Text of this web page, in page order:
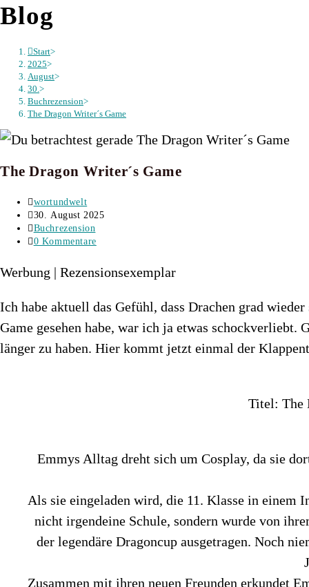
Blog
Start>
2025>
August>
30. >
Buchrezension>
The Dragon Writer´s Game
The Dragon Writer´s Game
Beitrags-
Autor:
wortundwelt
Beitrag
veröffentlicht:
30. August 2025
Beitrags-
Kategorie:
Buchrezension
Beitrags-
0 Kommentare
Werbung | Rezensionsexemplar
Ich habe aktuell das Gefühl, dass Drachen grad
Game gesehen habe, war ich ja etwas schockverliebt.
länger zu haben. Hier kommt jetzt einmal der
Titel: The
Emmys Alltag dreht sich um Cosplay, da sie
Als sie eingeladen wird, die 11. Klasse in einem
nicht irgendeine Schule, sondern wurde von
der legendäre Dragoncup ausgetragen. Noch
Zusammen mit ihren neuen Freunden erkundet